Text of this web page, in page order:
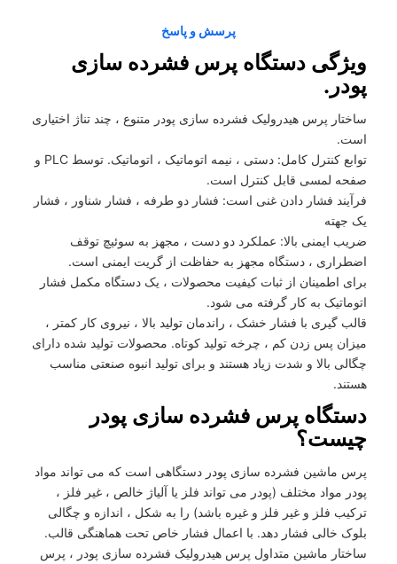
پرسش و پاسخ
ویژگی دستگاه پرس فشرده سازی
پودر.
ساختار پرس هیدرولیک فشرده سازی پودر متنوع ، چند تناژ اختیاری
است.
توابع کنترل کامل: دستی ، نیمه اتوماتیک ، اتوماتیک. توسط PLC و
صفحه لمسی قابل کنترل است.
فرآیند فشار دادن غنی است: فشار دو طرفه ، فشار شناور ، فشار
یک جهته
ضریب ایمنی بالا: عملکرد دو دست ، مجهز به سوئیچ توقف
اضطراری ، دستگاه مجهز به حفاظت از گریت ایمنی است.
برای اطمینان از ثبات کیفیت محصولات ، یک دستگاه مکمل فشار
اتوماتیک به کار گرفته می شود.
قالب گیری با فشار خشک ، راندمان تولید بالا ، نیروی کار کمتر ،
میزان پس زدن کم ، چرخه تولید کوتاه. محصولات تولید شده دارای
چگالی بالا و شدت زیاد هستند و برای تولید انبوه صنعتی مناسب
هستند.
دستگاه پرس فشرده سازی پودر
چیست؟
پرس ماشین فشرده سازی پودر دستگاهی است که می تواند مواد
پودر مواد مختلف (پودر می تواند فلز یا آلیاژ خالص ، غیر فلز ،
ترکیب فلز و غیر فلز و غیره باشد) را به شکل ، اندازه و چگالی
بلوک خالی فشار دهد. با اعمال فشار خاص تحت هماهنگی قالب.
ساختار ماشین متداول پرس هیدرولیک فشرده سازی پودر ، پرس